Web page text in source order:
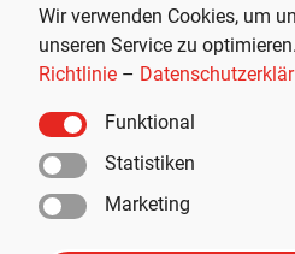
Wir verwenden Cookies, um
unseren Service zu optimieren.
Richtlinie –
Funktional
Statistiken
Marketing